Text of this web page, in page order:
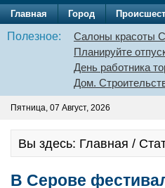
Главная Город
Полезное: Салоны красоты
Планируйте
День работника
Дом.
Пятница, 07 Август, 2026
Вы здесь: Главная /
В Серове